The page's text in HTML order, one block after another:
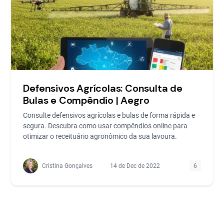
Defensivos Agrícolas: Consulta de
Bulas e Compêndio | Aegro
Consulte defensivos agrícolas e bulas de forma rápida e
segura. Descubra como usar compêndios online para
otimizar o receituário agronômico da sua lavoura.
Cristina Gonçalves 14 de Dec de 2022 6